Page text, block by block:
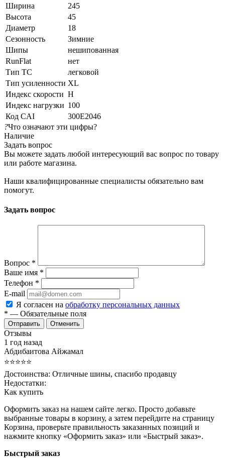
Ширина
245
Высота
45
Диаметр
18
Сезонность
Зимние
Шипы
нешипованная
RunFlat
нет
Тип ТС
легковой
Тип усиленности XL
Индекс скорости H
Индекс нагрузки 100
Код CAI
300E2046
?Что означают эти цифры?
Наличие
Задать вопрос
Вы можете задать любой интересующий вас вопрос по товару
или работе магазина.
Наши квалифицированные специалисты обязательно вам
помогут.
Задать вопрос
Вопрос *
Ваше имя *
Телефон *
E-mail
Я согласен на обработку персональных данных
* — Обязательные поля
Отменить
Отзывы
1 год назад
Абдибаитова Айжамал
⭐⭐⭐⭐⭐
Достоинства: Отличные шины, спасибо продавцу
Недостатки:
Как купить
Оформить заказ на нашем сайте легко. Просто добавьте
выбранные товары в корзину, а затем перейдите на страницу
Корзина, проверьте правильность заказанных позиций и
нажмите кнопку «Оформить заказ» или «Быстрый заказ».
Быстрый заказ